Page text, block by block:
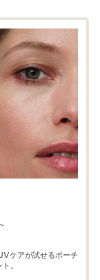
ケアが試せる​ポーチ
。​